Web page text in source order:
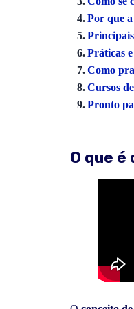
Por que
Práticas
Como
Cursos
Pronto
O que